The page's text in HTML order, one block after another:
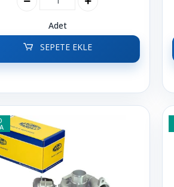
Adet
SEPETE EKLE